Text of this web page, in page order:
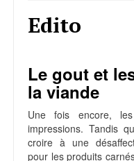
Edito
Le gout et
la viande
Une fois encore,
impressions. Tandis
croire à une
pour les produits